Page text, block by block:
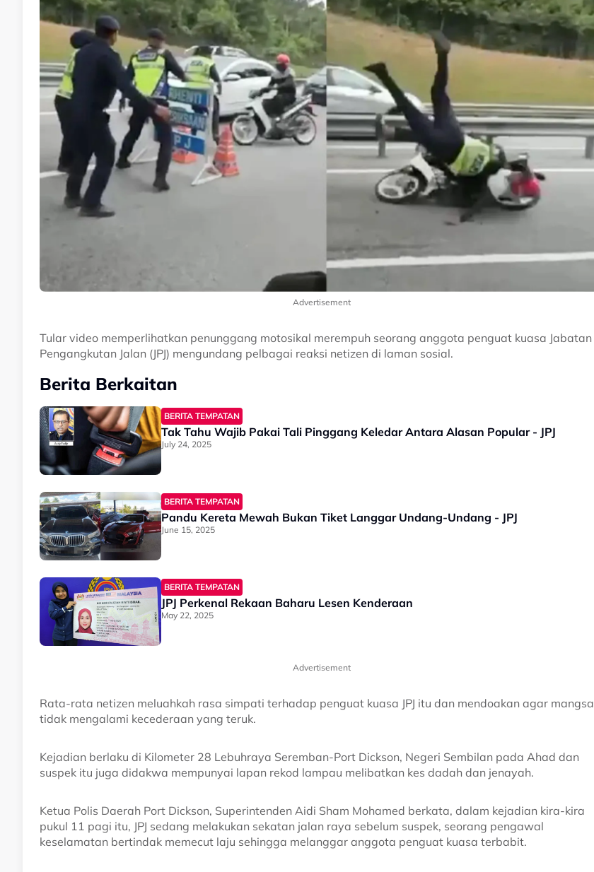
Advertisement
Tular video memperlihatkan penunggang motosikal merempuh seorang anggota penguat kuasa Jabatan
Pengangkutan Jalan (JPJ) mengundang pelbagai reaksi netizen di laman sosial.
Berita Berkaitan
BERITA TEMPATAN
Tak Tahu Wajib Pakai Tali Pinggang Keledar Antara Alasan Popular - JPJ
July 24, 2025
BERITA TEMPATAN
Pandu Kereta Mewah Bukan Tiket Langgar Undang-Undang - JPJ
June 15, 2025
BERITA TEMPATAN
JPJ Perkenal Rekaan Baharu Lesen Kenderaan
May 22, 2025
Advertisement
Rata-rata netizen meluahkah rasa simpati terhadap penguat kuasa JPJ itu dan mendoakan agar mangsa
tidak mengalami kecederaan yang teruk.
Kejadian berlaku di Kilometer 28 Lebuhraya Seremban-Port Dickson, Negeri Sembilan pada Ahad dan
suspek itu juga didakwa mempunyai lapan rekod lampau melibatkan kes dadah dan jenayah.
Ketua Polis Daerah Port Dickson, Superintenden Aidi Sham Mohamed berkata, dalam kejadian kira-kira
pukul 11 pagi itu, JPJ sedang melakukan sekatan jalan raya sebelum suspek, seorang pengawal
keselamatan bertindak memecut laju sehingga melanggar anggota penguat kuasa terbabit.